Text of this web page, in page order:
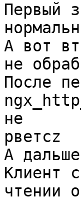
Первый
А вот
не
После
не
рветcz
А
Клиент
чтении